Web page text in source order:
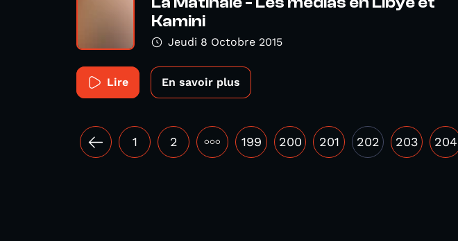
Kamini
Jeudi 8 Octobre 2015
Lire En savoir plus
1 2 ••• 199 200 201 202 203 204